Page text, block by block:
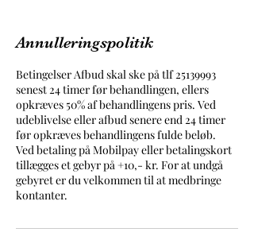
Annulleringspolitik
Betingelser Afbud skal ske på tlf 25139993
senest 24 timer før behandlingen, ellers
opkræves 50% af behandlingens pris. Ved
udeblivelse eller afbud senere end 24 timer
før opkræves behandlingens fulde beløb.
Ved betaling på Mobilpay eller betalingskort
tillægges et gebyr på +10,- kr. For at undgå
gebyret er du velkommen til at medbringe
kontanter.